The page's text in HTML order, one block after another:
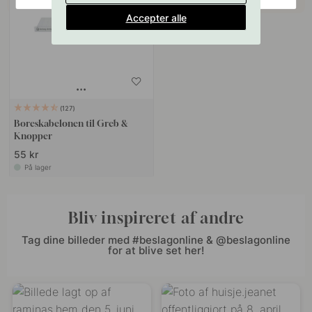
127
Boreskabelonen til Greb &
Knopper
55 kr
På lager
Bliv inspireret af andre
Tag dine billeder med #beslagonline & @beslagonline
for at blive set her!
Accepter alle